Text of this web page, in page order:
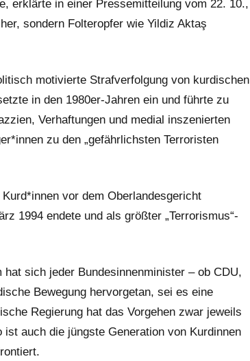
erklärte in einer Pressemitteilung vom 22. 10.,
sondern Folteropfer wie Yildiz Aktaş
motivierte Strafverfolgung von kurdischen
in den 1980er-Jahren ein und führte zu
Verhaftungen und medial inszenierten
zu den „gefährlichsten Terroristen
vor dem Oberlandesgericht
1994 endete und als größter „Terrorismus“-
sich jeder Bundesinnenminister – ob CDU,
Bewegung hervorgetan, sei es eine
Regierung hat das Vorgehen zwar jeweils
auch die jüngste Generation von Kurdinnen